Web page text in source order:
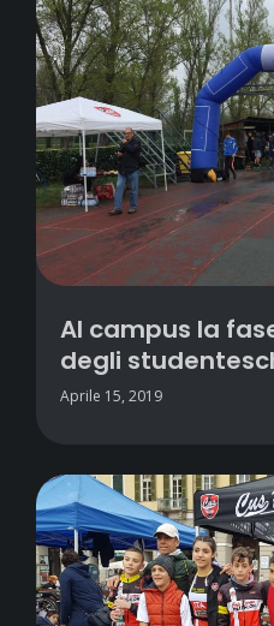
Al campus la
degli
Aprile 15, 2019